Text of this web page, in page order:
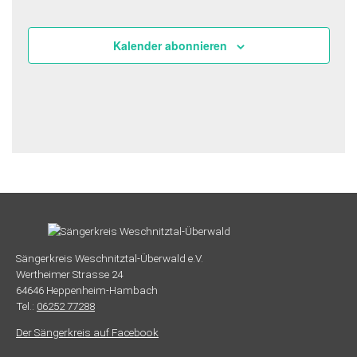
Kalender abonnieren
Sängerkreis Weschnitztal-Überwald e.V.
Wertheimer Strasse 24
64646 Heppenheim-Hambach
Tel.: 06252 77288
Der Sängerkreis auf Facebook